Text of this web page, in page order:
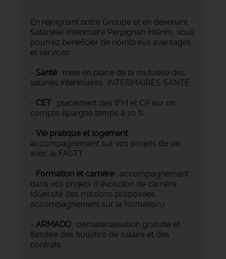
En rejoignant notre Groupe et en devenant
Salarié(e) Intérimaire Perpignan Intérim, vous
pourrez bénéficier de nombreux avantages
et services :
- Santé: mise en place de la mutuelle des
salariés intérimaires, INTERMAIRES SANTE
- CET : placement des IFM et CP sur un
compte épargne temps à 10 %
- Vie pratique et logement:
accompagnement sur vos projets de vie
avec le FASTT
- Formation et carrière: accompagnement
dans vos projets d’évolution de carrière
(diversité des missions proposées,
accompagnement sur la formation,)
- ARMADO : dématérialisation gratuite et
illimitée des bulletins de salaire et des
contrats